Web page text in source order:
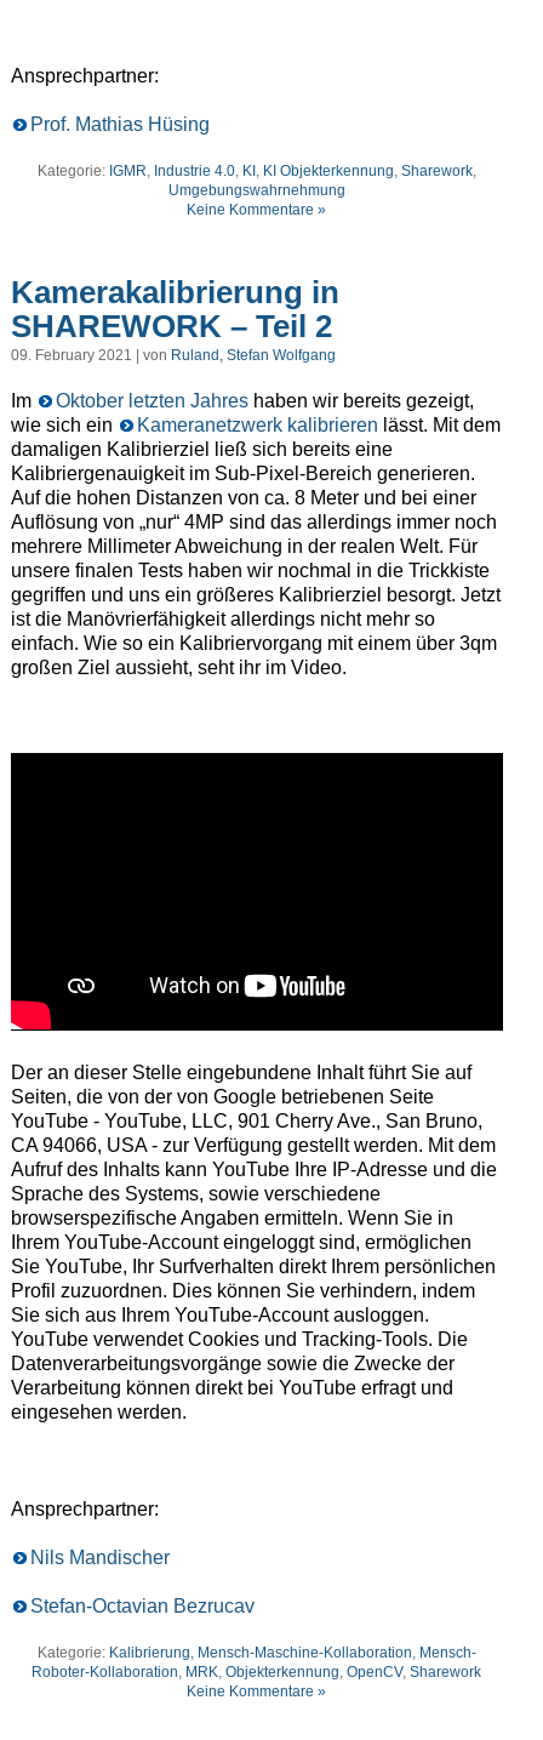
Ansprechpartner:
Prof. Mathias Hüsing
Kategorie: IGMR, Industrie 4.0, KI , KI Objekterkennung, Sharework,
Umgebungswahrnehmung
Keine Kommentare »
Kamerakalibrierung in
SHAREWORK – Teil 2
09. February 2021 | von Ruland, Stefan Wolfgang
Im Oktober letzten Jahreshaben wir bereits gezeigt,
wie sich ein
Kameranetzwerk kalibrieren lässt. Mit dem
damaligen Kalibrierziel ließ sich bereits eine
Kalibriergenauigkeit im Sub-Pixel-Bereich generieren.
Auf die hohen Distanzen von ca. 8 Meter und bei einer
Auflösung von „nur“ 4MP sind das allerdings immer noch
mehrere Millimeter Abweichung in der realen Welt. Für
unsere finalen Tests haben wir nochmal in die Trickkiste
gegriffen und uns ein größeres Kalibrierziel besorgt. Jetzt
ist die Manövrierfähigkeit allerdings nicht mehr so
einfach. Wie so ein Kalibriervorgang mit einem über 3qm
großen Ziel aussieht, seht ihr im Video.
Der an dieser Stelle eingebundene Inhalt führt Sie auf
Seiten, die von der von Google betriebenen Seite
YouTube - YouTube, LLC, 901 Cherry Ave., San Bruno,
CA 94066, USA - zur Verfügung gestellt werden. Mit dem
Aufruf des Inhalts kann YouTube Ihre IP-Adresse und die
Sprache des Systems, sowie verschiedene
browserspezifische Angaben ermitteln. Wenn Sie in
Ihrem YouTube-Account eingeloggt sind, ermöglichen
Sie YouTube, Ihr Surfverhalten direkt Ihrem persönlichen
Profil zuzuordnen. Dies können Sie verhindern, indem
Sie sich aus Ihrem YouTube-Account ausloggen.
YouTube verwendet Cookies und Tracking-Tools. Die
Datenverarbeitungsvorgänge sowie die Zwecke der
Verarbeitung können direkt bei YouTube erfragt und
eingesehen werden.
Ansprechpartner:
Nils Mandischer
Stefan-Octavian Bezrucav
Kategorie: Kalibrierung Mensch-Maschine-Kollaboration Mensch-
Roboter-Kollaboration MRK ,Objekterkennung ,OpenCV,Sharework
Keine Kommentare »